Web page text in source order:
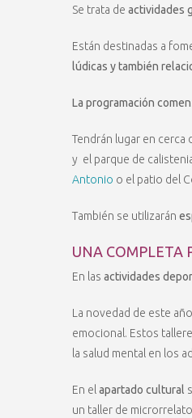
Se trata de actividades
Están destinadas a
lúdicas y también
La programación
Tendrán lugar en cerca
y el parque de
Antonio o el patio del
También se utilizarán
UNA COMPLETA
En las actividades
La novedad de este
emocional. Estos
la salud mental en los
En elapartado cultural
un taller de